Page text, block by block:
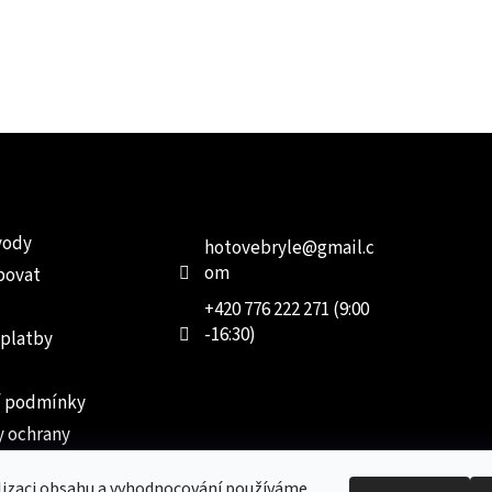
podmínky
ochrany
hotovebryle@gmail.c
om
+420 776 222 271 (9:00
-16:30)